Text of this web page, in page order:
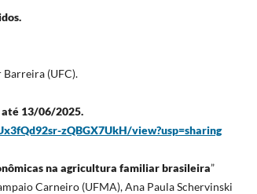
Barreira (UFC).
até 13/06/2025.
zQBGX7UkH/view?usp=sharing
na agricultura familiar brasileira”
Carneiro (UFMA), Ana Paula Schervinski